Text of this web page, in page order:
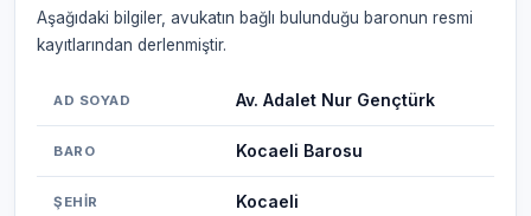
Aşağıdaki bilgiler, avukatın bağlı bulunduğu baronun resmi
kayıtlarından derlenmiştir.
AD SOYAD Av. Adalet Nur Gençtürk
BARO Kocaeli Barosu
ŞEHIR Kocaeli